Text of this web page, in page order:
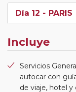
Día 12 - PARIS
Incluye
Servicios
autocar con
de viaje, hotel